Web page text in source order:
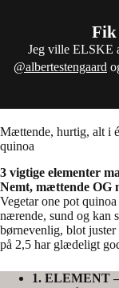
Fik
Jeg ville ELSKE
@albertestengaard
Mættende, hurtig, alt i
quinoa
3 vigtige elementer
Nemt, mættende OG
Vegetar one pot
nærende, sund og kan
børnevenlig, blot
på 2,5 har glædeligt
1. ELEMENT